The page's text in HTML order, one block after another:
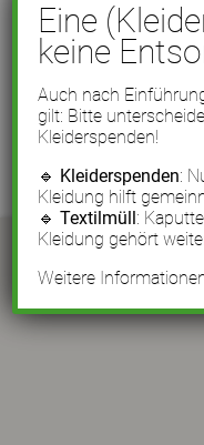
Eine
keine
Auch nach
gilt: Bitte
Kleiderspenden!
🔹 Kleiderspenden:
Kleidung hilft
🔹Textilmüll:
Kleidung gehört
Weitere